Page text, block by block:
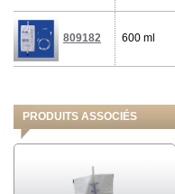
809182 600 ml
PRODUITS ASSOCIÉS